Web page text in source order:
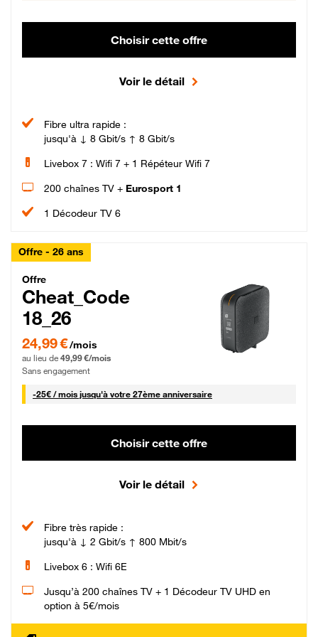
Choisir cette offre
Voir le détail
Fibre ultra rapide :
jusqu'à ↓ 8 Gbit/s ↑ 8 Gbit/s
Livebox 7 : Wifi 7 + 1 Répéteur Wifi 7
200 chaînes TV + Eurosport 1
1 Décodeur TV 6
Offre - 26 ans
Cheat_Code Fibre_18_26
Offre
Cheat_Code
18_26
24,99 € par mois pendant 0 mois puis 49,99 € par mois, Sans engagement
24,99 €/mois
au lieu de 49,99 €/mois
Sans engagement
-25€ / mois25 € par mois
jusqu'à votre 27ème anniversaire
Choisir cette offre
Voir le détail
Fibre très rapide :
jusqu'à ↓ 2 Gbit/s ↑ 800 Mbit/s
Livebox 6 : Wifi 6E
Jusqu’à 200 chaînes TV + 1 Décodeur TV UHD en
option à 5€/mois